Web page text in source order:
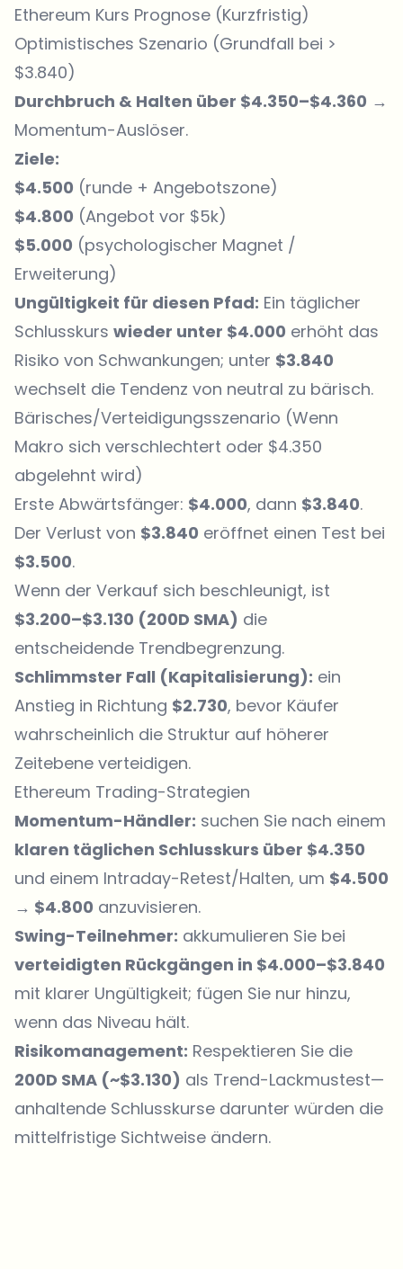
Ethereum Kurs Prognose (Kurzfristig)
Optimistisches Szenario (Grundfall bei >
$3.840)
Durchbruch & Halten über $4.350–$4.360 →
Momentum-Auslöser.
Ziele:
$4.500 (runde + Angebotszone)
$4.800 (Angebot vor $5k)
$5.000 (psychologischer Magnet /
Erweiterung)
Ungültigkeit für diesen Pfad: Ein täglicher
Schlusskurs wieder unter $4.000 erhöht das
Risiko von Schwankungen; unter $3.840
wechselt die Tendenz von neutral zu bärisch.
Bärisches/Verteidigungsszenario (Wenn
Makro sich verschlechtert oder $4.350
abgelehnt wird)
Erste Abwärtsfänger: $4.000, dann $3.840.
Der Verlust von $3.840 eröffnet einen Test bei
$3.500.
Wenn der Verkauf sich beschleunigt, ist
$3.200–$3.130 (200D SMA) die
entscheidende Trendbegrenzung.
Schlimmster Fall (Kapitalisierung): ein
Anstieg in Richtung $2.730, bevor Käufer
wahrscheinlich die Struktur auf höherer
Zeitebene verteidigen.
Ethereum Trading-Strategien
Momentum-Händler: suchen Sie nach einem
klaren täglichen Schlusskurs über $4.350
und einem Intraday-Retest/Halten, um $4.500
→ $4.800 anzuvisieren.
Swing-Teilnehmer: akkumulieren Sie bei
verteidigten Rückgängen in $4.000–$3.840
mit klarer Ungültigkeit; fügen Sie nur hinzu,
wenn das Niveau hält.
Risikomanagement: Respektieren Sie die
200D SMA (~$3.130) als Trend-Lackmustest—
anhaltende Schlusskurse darunter würden die
mittelfristige Sichtweise ändern.